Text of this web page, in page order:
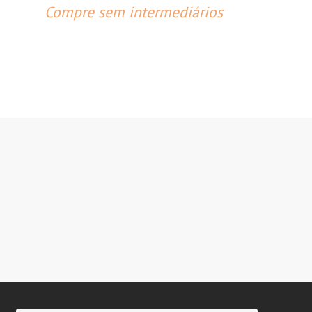
Compre sem intermediários